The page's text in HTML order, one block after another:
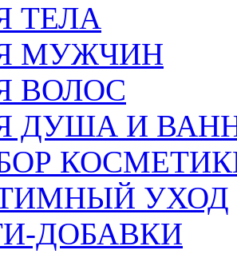
ТЕЛА
МУЖЧИН
ВОЛОС
ДУША И
УХОД
ДОБАВКИ